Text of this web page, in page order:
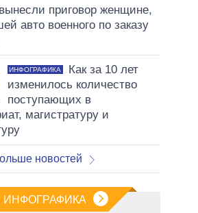
приговор женщине,
авто военного по заказу
ИНФОГРАФИКА
Как за 10 лет
изменилось количество
поступающих в
магистратуру и
новостей
ИНФОГРАФИКА